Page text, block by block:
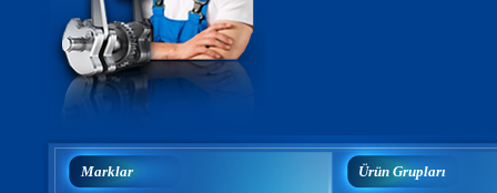
Marklar Ürün Grupları